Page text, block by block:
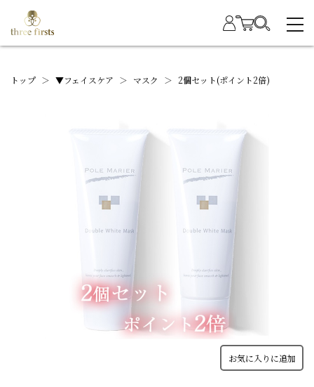
トップ ＞ ▼フェイスケア ＞ マスク ＞ 2個セット(ポイント2倍)
お気に入りに追加